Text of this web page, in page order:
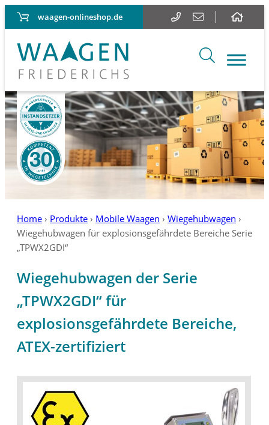
waagen-onlineshop.de
Home › Produkte › Mobile Waagen › Wiegehubwagen ›
Wiegehubwagen für explosionsgefährdete Bereiche Serie
„TPWX2GDI“
Wiegehubwagen der Serie
„TPWX2GDI“ für
explosionsgefährdete Bereiche,
ATEX-zertifiziert